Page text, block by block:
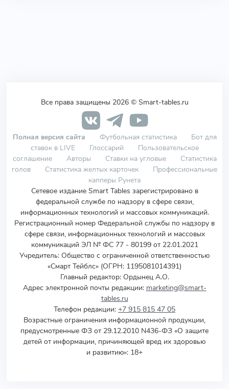
Все права защищены 2026 © Smart-tables.ru
Полная версия сайта Футбольная статистика
Бот для
ставок в LIVE
Глоссарий
Пользовательское
соглашение
Авторы Ставки на угловые
Статистика
голов
Статистика желтых карточек
Профессиональные
капперы Рунета
Сетевое издание Smart Tables зарегистрировано в
федеральной службе по надзору в сфере связи,
информационных технологий и массовых коммуникаций.
Регистрационный номер Федеральной службы по надзору в
сфере связи, информационных технологий и массовых
коммуникаций ЭЛ № ФС 77 - 80199 от 22.01.2021
Учредитель: Общество с ограниченной ответственностью
«Смарт Тейблс» (ОГРН: 1195081014391)
Главный редактор: Ордынец А.О.
Адрес электронной почты редакции: marketing@smart-
tables.ru
Телефон редакции: +7 915 815 47 05
Возрастные ограничения информационной продукции,
предусмотренные ФЗ от 29.12.2010 N436-ФЗ «О защите
детей от информации, причиняющей вред их здоровью
и развитию»: 18+